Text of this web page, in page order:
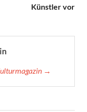
Künstler vor
→